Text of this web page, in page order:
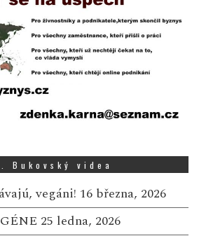
Bukovský videa
vegáni! 16 března, 2026
25 ledna, 2026